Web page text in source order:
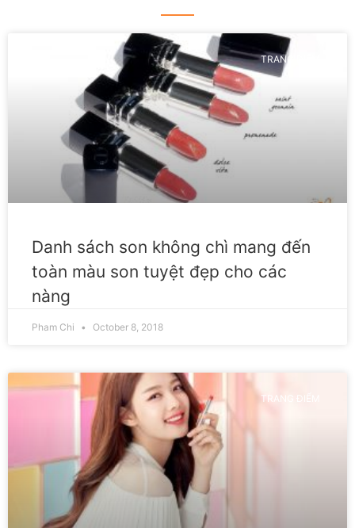
TRANG ĐIỂM
Danh sách son không chì mang đến
toàn màu son tuyệt đẹp cho các
nàng
Pham Chi October 8, 2018
TRANG ĐIỂM